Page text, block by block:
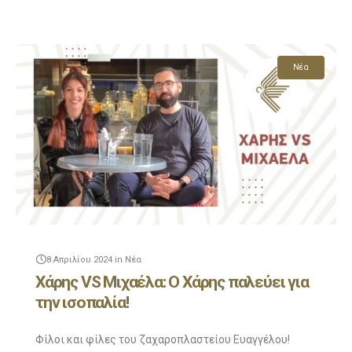
Νέα
8 Απριλίου 2024 in Νέα
Χάρης VS Μιχαέλα: Ο Χάρης παλεύει για
την ισοπαλία!
Φίλοι και φίλες του ζαχαροπλαστείου Ευαγγέλου!